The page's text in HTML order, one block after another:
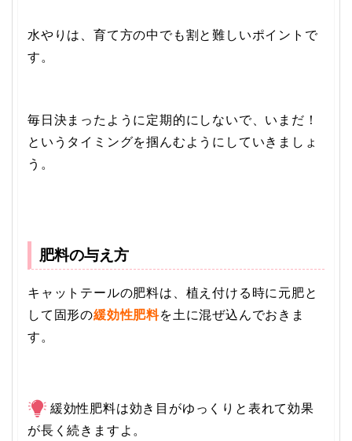
水やりは、育て方の中でも割と難しいポイントで
す。
毎日決まったように定期的にしないで、いまだ！
というタイミングを掴んむようにしていきましょ
う。
肥料の与え方
キャットテールの肥料は、植え付ける時に元肥と
して固形の緩効性肥料を土に混ぜ込んでおきま
す。
緩効性肥料は効き目がゆっくりと表れて効果
が長く続きますよ。